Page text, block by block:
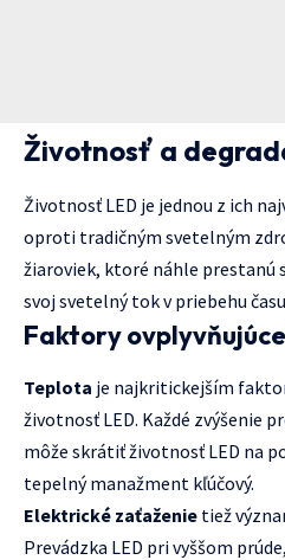
Životnosť a
Životnosť LED je jednou z ich
oproti tradičným svetelným
žiaroviek, ktoré náhle prestanú
svoj svetelný tok v priebehu
Faktory
Teplota je najkritickejším
životnosť LED. Každé zvýšenie
môže skrátiť životnosť LED na
tepelný manažment kľúčový.
Elektrické zaťaženie tiež
Prevádzka LED pri vyššom